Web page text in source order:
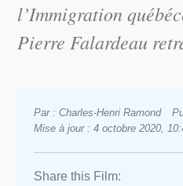
l’Immigration
Pierre Falardeau
Par : Charles-Henri Ramond
Mise à jour : 4 octobre 2020,
Share this Film: